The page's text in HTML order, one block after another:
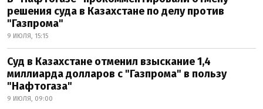
решения суда в Казахстане по делу против
"Газпрома"
9 ИЮЛЯ, 15:15
Суд в Казахстане отменил взыскание 1,4
миллиарда долларов с "Газпрома" в пользу
"Нафтогаза"
9 ИЮЛЯ, 09:00